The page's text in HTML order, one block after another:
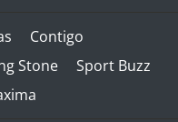
Contigo
Stone
Sport Buzz